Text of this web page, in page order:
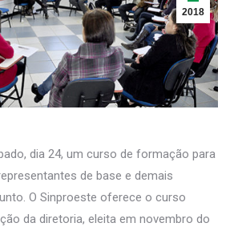
2018
dia 24, um curso de formação para
de base e demais
O Sinproeste oferece o curso
da diretoria, eleita em novembro do